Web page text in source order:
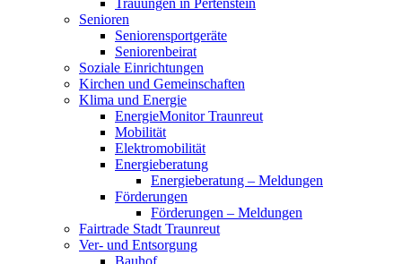
Trauungen in Pertenstein
Senioren
Seniorensportgeräte
Seniorenbeirat
Soziale Einrichtungen
Kirchen und Gemeinschaften
Klima und Energie
EnergieMonitor Traunreut
Mobilität
Elektromobilität
Energieberatung
Energieberatung – Meldungen
Förderungen
Förderungen – Meldungen
Fairtrade Stadt Traunreut
Ver- und Entsorgung
Bauhof